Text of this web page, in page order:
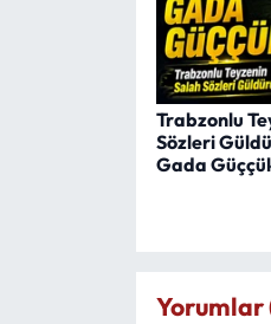
Trabzonlu
Sözleri
Gada
Yorumlar